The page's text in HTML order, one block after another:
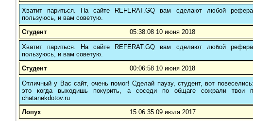
Хватит париться. На сайте REFERAT.GQ вам сделают любой
пользуюсь, и вам советую.
Студент
05:38:08 10 июня 2018
Хватит париться. На сайте REFERAT.GQ вам сделают любой
пользуюсь, и вам советую.
Студент
00:06:58 10 июня 2018
Отличный у Вас сайт, очень помог! Сделай паузу, студент, вот
это когда выходишь покурить, а соседи по общаге сожрали твои
chatanekdotov.ru
Лопух
15:06:35 09 июля 2017